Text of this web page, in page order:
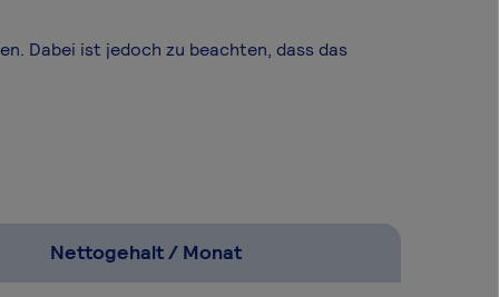
Dabei ist jedoch zu beachten, dass das
Nettogehalt / Monat